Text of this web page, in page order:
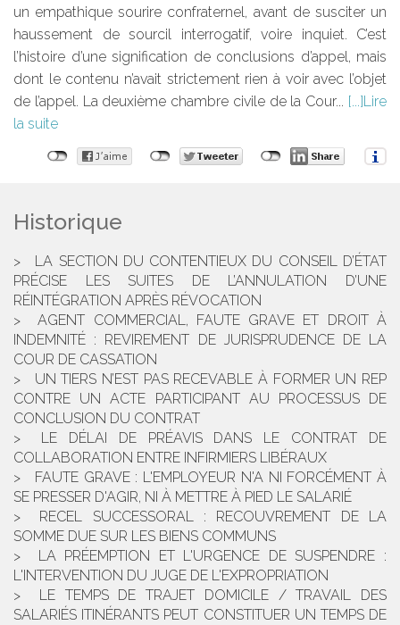
un empathique sourire confraternel, avant de susciter un
haussement de sourcil interrogatif, voire inquiet. C’est
l’histoire d’une signification de conclusions d’appel, mais
dont le contenu n’avait strictement rien à voir avec l’objet
de l’appel. La deuxième chambre civile de la Cour...
Lire
la suite
Historique
LA SECTION DU CONTENTIEUX DU CONSEIL D’ÉTAT
PRÉCISE LES SUITES DE L’ANNULATION D’UNE
RÉINTÉGRATION APRÈS RÉVOCATION
AGENT COMMERCIAL, FAUTE GRAVE ET DROIT À
INDEMNITÉ : REVIREMENT DE JURISPRUDENCE DE LA
COUR DE CASSATION
UN TIERS N’EST PAS RECEVABLE À FORMER UN REP
CONTRE UN ACTE PARTICIPANT AU PROCESSUS DE
CONCLUSION DU CONTRAT
LE DÉLAI DE PRÉAVIS DANS LE CONTRAT DE
COLLABORATION ENTRE INFIRMIERS LIBÉRAUX
FAUTE GRAVE : L'EMPLOYEUR N'A NI FORCÉMENT À
SE PRESSER D'AGIR, NI À METTRE À PIED LE SALARIÉ
RECEL SUCCESSORAL : RECOUVREMENT DE LA
SOMME DUE SUR LES BIENS COMMUNS
LA PRÉEMPTION ET L'URGENCE DE SUSPENDRE :
L'INTERVENTION DU JUGE DE L'EXPROPRIATION
LE TEMPS DE TRAJET DOMICILE / TRAVAIL DES
SALARIÉS ITINÉRANTS PEUT CONSTITUER UN TEMPS DE